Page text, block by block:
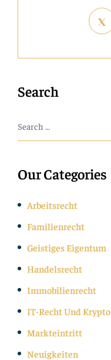
Search
Our Categories
Arbeitsrecht
Familienrecht
Geistiges Eigentum
Handelsrecht
Immobilienrecht
IT-Recht Und Krypto
Markteintritt
Neuigkeiten